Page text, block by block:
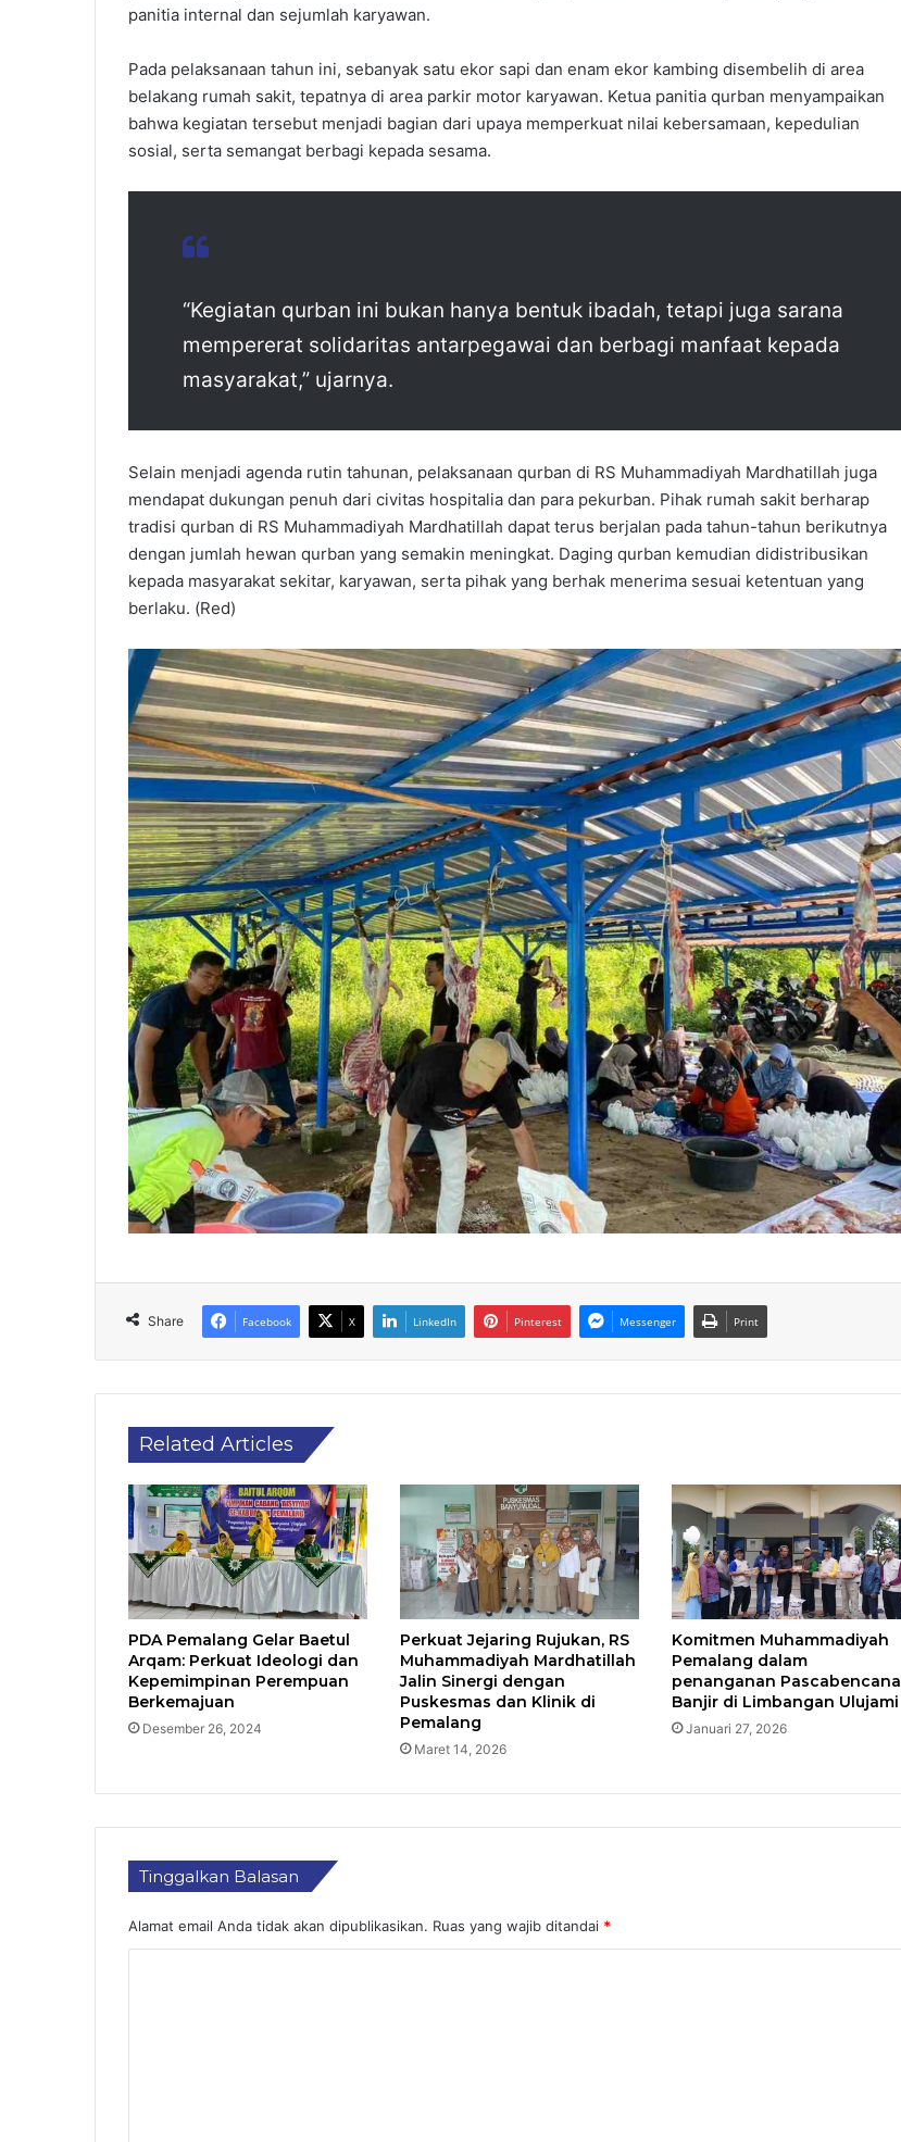
panitia internal dan sejumlah karyawan.
Pada pelaksanaan tahun ini, sebanyak satu ekor sapi dan enam ekor kambing disembelih di area
belakang rumah sakit, tepatnya di area parkir motor karyawan. Ketua panitia qurban menyampaikan
bahwa kegiatan tersebut menjadi bagian dari upaya memperkuat nilai kebersamaan, kepedulian
sosial, serta semangat berbagi kepada sesama.
“Kegiatan qurban ini bukan hanya bentuk ibadah, tetapi juga sarana
mempererat solidaritas antarpegawai dan berbagi manfaat kepada
masyarakat,” ujarnya.
Selain menjadi agenda rutin tahunan, pelaksanaan qurban di RS Muhammadiyah Mardhatillah juga
mendapat dukungan penuh dari civitas hospitalia dan para pekurban. Pihak rumah sakit berharap
tradisi qurban di RS Muhammadiyah Mardhatillah dapat terus berjalan pada tahun-tahun berikutnya
dengan jumlah hewan qurban yang semakin meningkat. Daging qurban kemudian didistribusikan
kepada masyarakat sekitar, karyawan, serta pihak yang berhak menerima sesuai ketentuan yang
berlaku. (Red)
Share Facebook X LinkedIn Pinterest Messenger Print
Related Articles
PDA Pemalang Gelar Baetul
Arqam: Perkuat Ideologi dan
Kepemimpinan Perempuan
Berkemajuan
Desember 26, 2024
Perkuat Jejaring Rujukan, RS
Muhammadiyah Mardhatillah
Jalin Sinergi dengan
Puskesmas dan Klinik di
Pemalang
Maret 14, 2026
Komitmen Muhammadiyah
Pemalang dalam
penanganan Pascabencana
Banjir di Limbangan Ulujami
Januari 27, 2026
Tinggalkan Balasan
Alamat email Anda tidak akan dipublikasikan. Ruas yang wajib ditandai *